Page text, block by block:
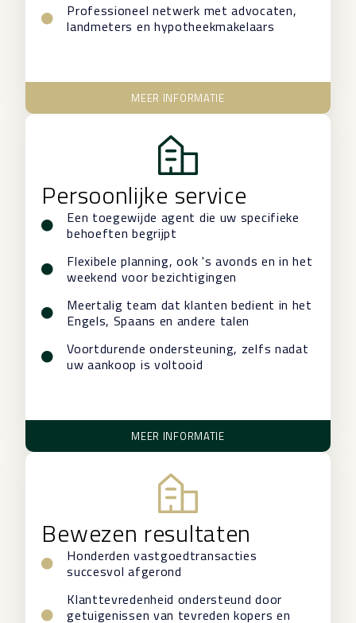
Professioneel netwerk met advocaten,
landmeters en hypotheekmakelaars
MEER INFORMATIE
Persoonlijke service
Een toegewijde agent die uw specifieke
behoeften begrijpt
Flexibele planning, ook 's avonds en in het
weekend voor bezichtigingen
Meertalig team dat klanten bedient in het
Engels, Spaans en andere talen
Voortdurende ondersteuning, zelfs nadat
uw aankoop is voltooid
MEER INFORMATIE
Bewezen resultaten
Honderden vastgoedtransacties
succesvol afgerond
Klanttevredenheid ondersteund door
getuigenissen van tevreden kopers en